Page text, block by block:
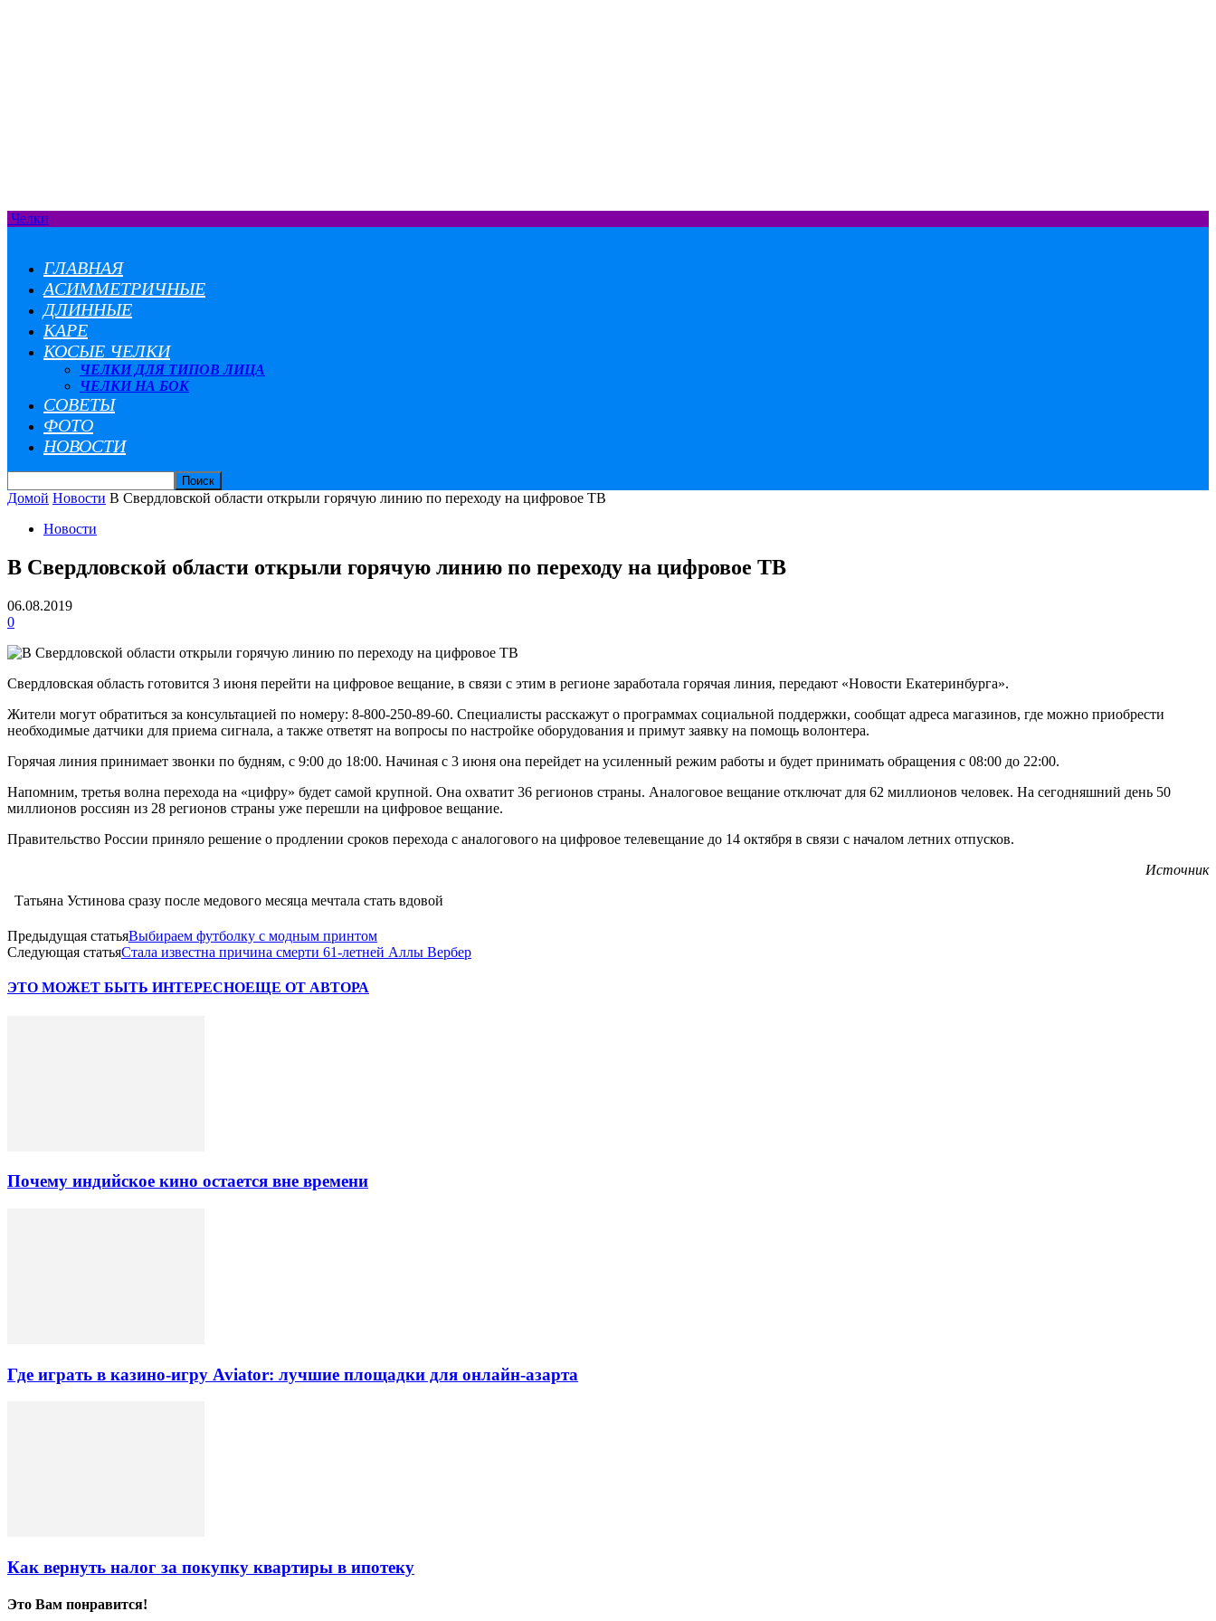
Челки
ГЛАВНАЯ
АСИММЕТРИЧНЫЕ
ДЛИННЫЕ
КАРЕ
КОСЫЕ ЧЕЛКИ
ЧЕЛКИ ДЛЯ ТИПОВ ЛИЦА
ЧЕЛКИ НА БОК
СОВЕТЫ
ФОТО
НОВОСТИ
Домой Новости В Свердловской области открыли горячую линию по переходу на цифровое ТВ
Новости
В Свердловской области открыли горячую линию по переходу на цифровое ТВ
06.08.2019
0
Свердловская область готовится 3 июня перейти на цифровое вещание, в связи с этим в регионе заработала горячая линия, передают «Новости Екатеринбурга».
Жители могут обратиться за консультацией по номеру: 8-800-250-89-60. Специалисты расскажут о программах социальной поддержки, сообщат адреса магазинов, где можно приобрести
необходимые датчики для приема сигнала, а также ответят на вопросы по настройке оборудования и примут заявку на помощь волонтера.
Горячая линия принимает звонки по будням, с 9:00 до 18:00. Начиная с 3 июня она перейдет на усиленный режим работы и будет принимать обращения с 08:00 до 22:00.
Напомним, третья волна перехода на «цифру» будет самой крупной. Она охватит 36 регионов страны. Аналоговое вещание отключат для 62 миллионов человек. На сегодняшний день 50
миллионов россиян из 28 регионов страны уже перешли на цифровое вещание.
Правительство России приняло решение о продлении сроков перехода с аналогового на цифровое телевещание до 14 октября в связи с началом летних отпусков.
Источник
Татьяна Устинова сразу после медового месяца мечтала стать вдовой
Предыдущая статьяВыбираем футболку с модным принтом
Следующая статьяСтала известна причина смерти 61-летней Аллы Вербер
ЭТО МОЖЕТ БЫТЬ ИНТЕРЕСНОЕЩЕ ОТ АВТОРА
Почему индийское кино остается вне времени
Где играть в казино-игру Aviator: лучшие площадки для онлайн-азарта
Как вернуть налог за покупку квартиры в ипотеку
Это Вам понравится!